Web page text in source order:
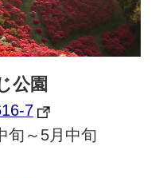
公園
7
旬～5月中旬